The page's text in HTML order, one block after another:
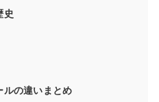
史
ルの違いまとめ